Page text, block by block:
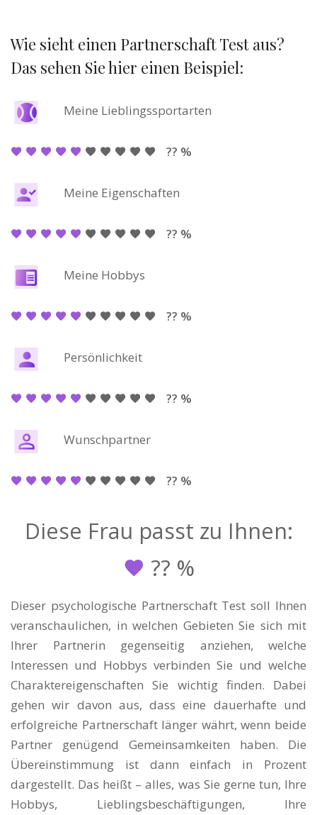
Wie sieht einen Partnerschaft Test aus?
Das sehen Sie hier einen Beispiel:
Meine Lieblingssportarten
?? %
Meine Eigenschaften
?? %
Meine Hobbys
?? %
Persönlichkeit
?? %
Wunschpartner
?? %
Diese Frau passt zu Ihnen:
?? %
Dieser psychologische Partnerschaft Test soll Ihnen
veranschaulichen, in welchen Gebieten Sie sich mit
Ihrer Partnerin gegenseitig anziehen, welche
Interessen und Hobbys verbinden Sie und welche
Charaktereigenschaften Sie wichtig finden. Dabei
gehen wir davon aus, dass eine dauerhafte und
erfolgreiche Partnerschaft länger währt, wenn beide
Partner genügend Gemeinsamkeiten haben. Die
Übereinstimmung ist dann einfach in Prozent
dargestellt. Das heißt – alles, was Sie gerne tun, Ihre
Hobbys, Lieblingsbeschäftigungen, Ihre